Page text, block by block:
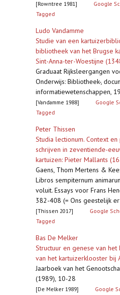
[Rowntree 1981] Google
Tagged
Ludo Vandamme
Studie van een
bibliotheek van het Brugse
Sint-Anna-ter-Woestijne
Graduaat Rijksleergangen
Onderwijs: Bibliotheek-,
informatiewetenschappen,
[Vandamme 1988] Google
Tagged
Peter Thissen
Studia lectionum. Context
schrijven in zeventiende-
kartuizen: Pieter Mallants
Gaens, Thom Mertens &
Libros sempiternum
voluit. Essays voor Frans
382-408 (= Ons geestelijk
[Thissen 2017] Google
Tagged
Bas De Melker
Structuur en genese van
van het kartuizerklooster bij
Jaarboek van het
(1989), 10-28
[De Melker 1989] Google